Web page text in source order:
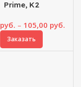
Prime, K2
руб. – 105,00 руб.
Заказать